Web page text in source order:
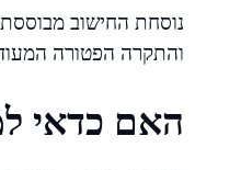
נוסחת החישוב
והתקרה הפטורה
האם כדאי